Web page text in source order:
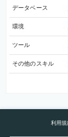
データベース
環境
ツール
その他のスキル
利用規